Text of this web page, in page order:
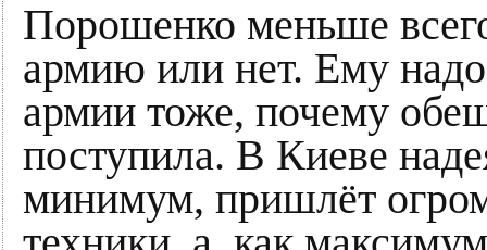
Порошенко меньше
армию или нет. Ему
армии тоже, почему
поступила. В Киеве
минимум, пришлёт